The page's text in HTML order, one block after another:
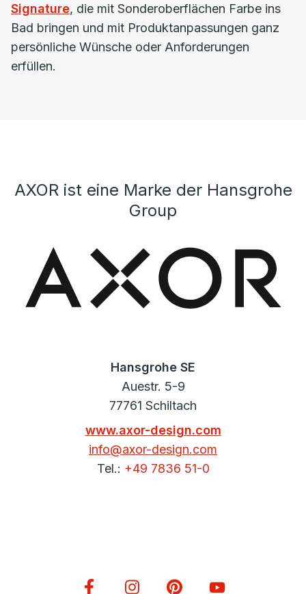
Signature, die mit Sonderoberflächen Farbe ins
Bad bringen und mit Produktanpassungen ganz
persönliche Wünsche oder Anforderungen
erfüllen.
AXOR ist eine Marke der Hansgrohe
Group
Hansgrohe SE
Auestr. 5-9
77761 Schiltach
www.axor-design.com
info@axor-design.com
Tel.: +49 7836 51-0